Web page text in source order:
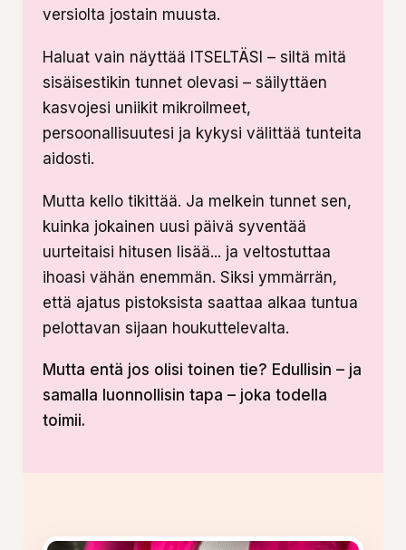
versiolta jostain muusta.
Haluat vain näyttää ITSELTÄSI – siltä mitä
sisäisestikin tunnet olevasi – säilyttäen
kasvojesi uniikit mikroilmeet,
persoonallisuutesi ja kykysi välittää tunteita
aidosti.
Mutta kello tikittää. Ja melkein tunnet sen,
kuinka jokainen uusi päivä syventää
uurteitaisi hitusen lisää... ja veltostuttaa
ihoasi vähän enemmän. Siksi ymmärrän,
että ajatus pistoksista saattaa alkaa tuntua
pelottavan sijaan houkuttelevalta.
Mutta entä jos olisi toinen tie? Edullisin – ja
samalla luonnollisin tapa – joka todella
toimii.